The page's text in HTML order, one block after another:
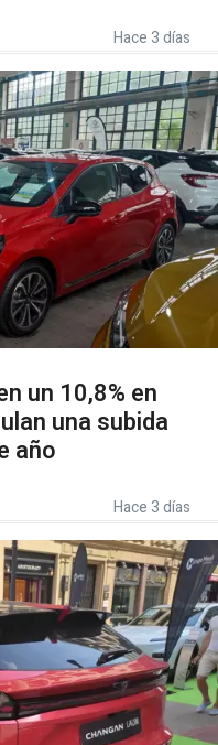
Hace 3 días
un 10,8% en
una subida
año
Hace 3 días